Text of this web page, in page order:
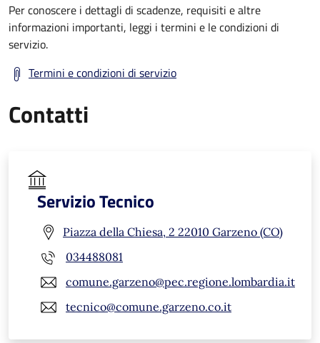
Per conoscere i dettagli di scadenze, requisiti e altre
informazioni importanti, leggi i termini e le condizioni di
servizio.
Termini e condizioni di servizio
Contatti
Servizio Tecnico
Piazza della Chiesa, 2 22010 Garzeno (CO)
034488081
comune.garzeno@pec.regione.lombardia.it
tecnico@comune.garzeno.co.it